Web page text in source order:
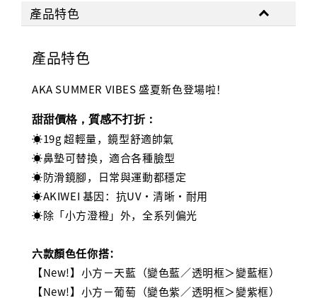
產品特色
產品特色
AKA SUMMER VIBES 盛夏新色登場啦！
甜甜價格，質感不打折：
☀️19g 超輕量，鏡型舒適帥氣
☀️鼻墊可替換，適合各種臉型
☀️防滑鏡腳，日常與運動都穩定
☀️AKIWEI 基因：抗UV・清晰・耐用
☀️除「小方澄橙」外，全系列偏光
六款顏色任你搭：
【New!】小方－天藍（變色藍／透明框＞變藍框）
【New!】小方－葡萄（變色紫／透明框＞變紫框）